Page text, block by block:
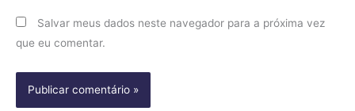
Salvar meus dados neste navegador para a próxima vez
que eu comentar.